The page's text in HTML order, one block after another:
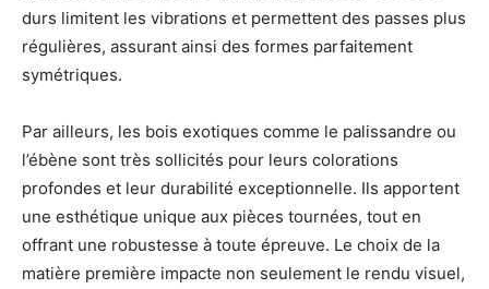
durs limitent les vibrations et permettent des passes plus
régulières, assurant ainsi des formes parfaitement
symétriques.
Par ailleurs, les bois exotiques comme le palissandre ou
l’ébène sont très sollicités pour leurs colorations
profondes et leur durabilité exceptionnelle. Ils apportent
une esthétique unique aux pièces tournées, tout en
offrant une robustesse à toute épreuve. Le choix de la
matière première impacte non seulement le rendu visuel,